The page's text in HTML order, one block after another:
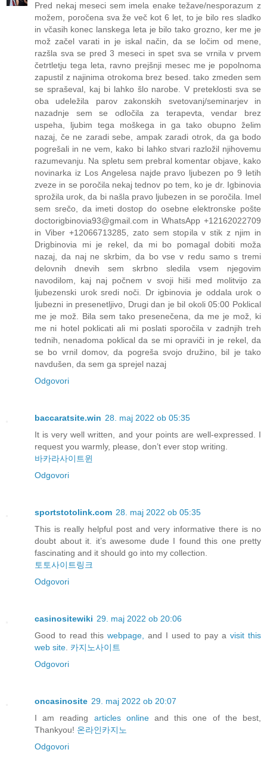
Pred nekaj meseci sem imela enake težave/nesporazum z
možem, poročena sva že več kot 6 let, to je bilo res sladko
in včasih konec lanskega leta je bilo tako grozno, ker me je
mož začel varati in je iskal način, da se ločim od mene,
razšla sva se pred 3 meseci in spet sva se vrnila v prvem
četrtletju tega leta, ravno prejšnji mesec me je popolnoma
zapustil z najinima otrokoma brez besed. tako zmeden sem
se spraševal, kaj bi lahko šlo narobe. V preteklosti sva se
oba udeležila parov zakonskih svetovanj/seminarjev in
nazadnje sem se odločila za terapevta, vendar brez
uspeha, ljubim tega moškega in ga tako obupno želim
nazaj, če ne zaradi sebe, ampak zaradi otrok, da ga bodo
pogrešali in ne vem, kako bi lahko stvari razložil njihovemu
razumevanju. Na spletu sem prebral komentar objave, kako
novinarka iz Los Angelesa najde pravo ljubezen po 9 letih
zveze in se poročila nekaj tednov po tem, ko je dr. Igbinovia
sprožila urok, da bi našla pravo ljubezen in se poročila. Imel
sem srečo, da imeti dostop do osebne elektronske pošte
doctorigbinovia93@gmail.com in WhatsApp +12162022709
in Viber +12066713285, zato sem stopila v stik z njim in
Drigbinovia mi je rekel, da mi bo pomagal dobiti moža
nazaj, da naj ne skrbim, da bo vse v redu samo s tremi
delovnih dnevih sem skrbno sledila vsem njegovim
navodilom, kaj naj počnem v svoji hiši med molitvijo za
ljubezenski urok sredi noči. Dr igbinovia je oddala urok o
ljubezni in presenetljivo, Drugi dan je bil okoli 05:00 Poklical
me je mož. Bila sem tako presenečena, da me je mož, ki
me ni hotel poklicati ali mi poslati sporočila v zadnjih treh
tednih, nenadoma poklical da se mi opraviči in je rekel, da
se bo vrnil domov, da pogreša svojo družino, bil je tako
navdušen, da sem ga sprejel nazaj
Odgovori
baccaratsite.win 28. maj 2022 ob 05:35
It is very well written, and your points are well-expressed. I
request you warmly, please, don’t ever stop writing.
바카라사이트윈
Odgovori
sportstotolink.com 28. maj 2022 ob 05:35
This is really helpful post and very informative there is no
doubt about it. it’s awesome dude I found this one pretty
fascinating and it should go into my collection.
토토사이트링크
Odgovori
casinositewiki 29. maj 2022 ob 20:06
Good to read this webpage, and I used to pay a visit this
web site 카지노사이트
Odgovori
oncasinosite 29. maj 2022 ob 20:07
I am reading articles onlineand this one of the best,
Thankyou! 온라인카지노
Odgovori